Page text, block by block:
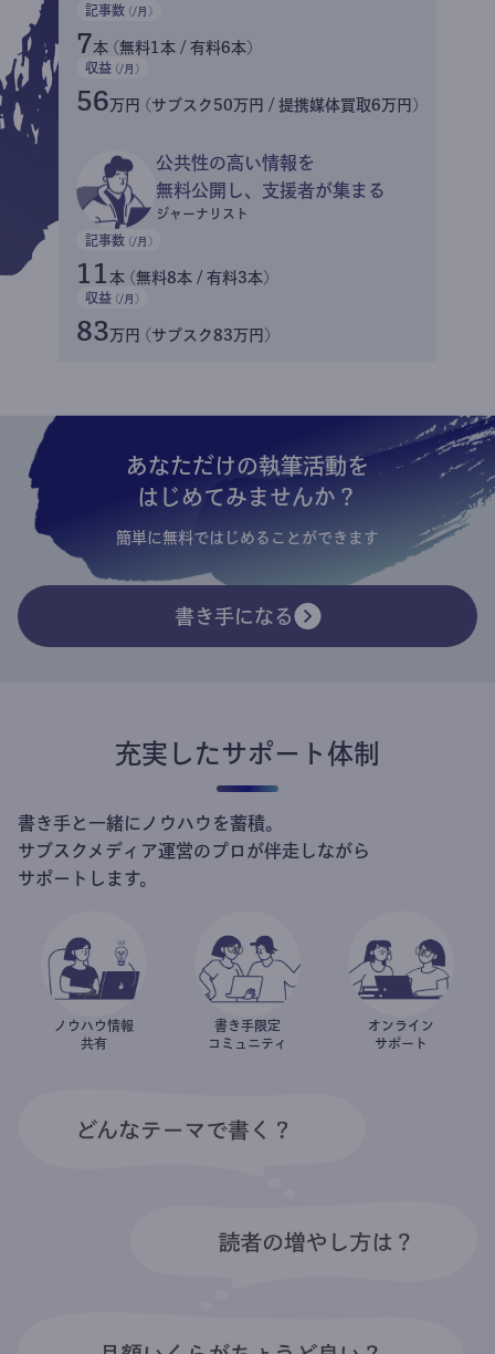
記事数 (/月)
7本 (無料1本 / 有料6本)
収益 (/月)
56万円 (サブスク50万円 / 提携媒体買取6万円)
公共性の高い情報を
無料公開し、支援者が集まる
ジャーナリスト
記事数 (/月)
11 本 (無料8本 / 有料3本)
収益 (/月)
83万円 (サブスク83万円)
あなただけの執筆活動を
はじめてみませんか？
簡単に無料ではじめることができます
書き手になる
充実したサポート体制
書き手と一緒にノウハウを蓄積。
サブスクメディア運営のプロが伴走しながら
サポートします。
ノウハウ情報
共有
書き手限定
コミュニティ
オンライン
サポート